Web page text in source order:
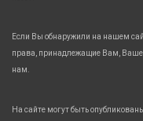
Если Вы обнаружили на нашем
права, принадлежащие Вам,
нам.
На сайте могут быть